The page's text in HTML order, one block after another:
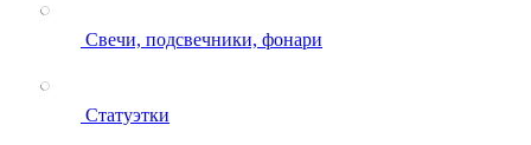
Свечи, подсвечники, фонари
Статуэтки